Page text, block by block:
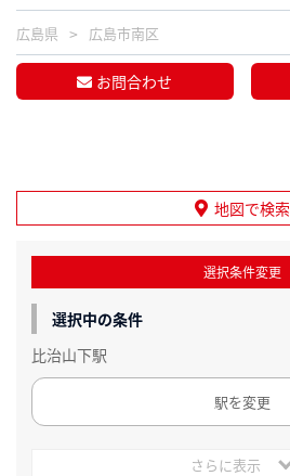
広島県 広島市南区
お問合わせ
地図で検索
選択条件変更
選択中の条件
比治山下駅
駅を変更
さらに表示